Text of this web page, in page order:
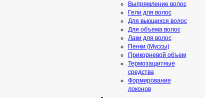
Выпрямление волос
Гели для волос
Для вьющихся волос
Для объема волос
Лаки для волос
Пенки (Муссы)
Прикорневой объем
Термозащитные
средства
Формирование
локонов